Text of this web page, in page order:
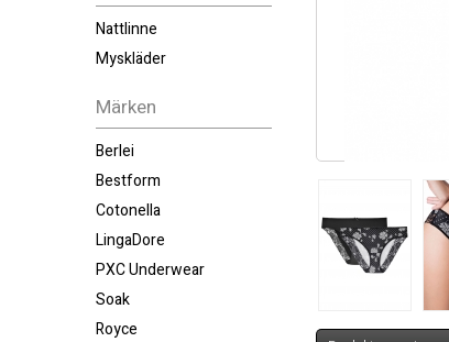
Nattlinne
Myskläder
Märken
Berlei
Bestform
Cotonella
LingaDore
PXC Underwear
Soak
Royce